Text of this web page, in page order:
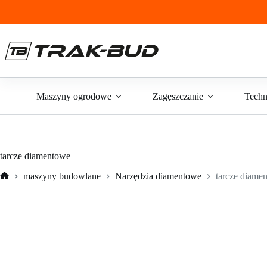
treści
Maszyny ogrodowe Zagęszczanie
tarcze diamentowe
maszyny budowlane Narzędzia diamentowe tarcze